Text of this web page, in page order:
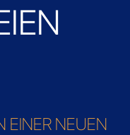
EINER NEUEN